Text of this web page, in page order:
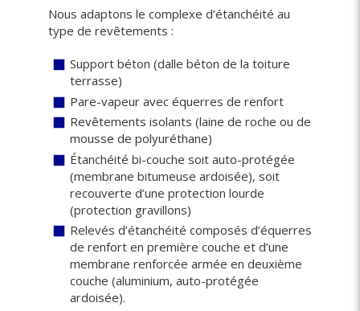
Nous adaptons le complexe d’étanchéité au
type de revêtements :
Support béton (dalle béton de la toiture
terrasse)
Pare-vapeur avec équerres de renfort
Revêtements isolants (laine de roche ou de
mousse de polyuréthane)
Étanchéité bi-couche soit auto-protégée
(membrane bitumeuse ardoisée), soit
recouverte d’une protection lourde
(protection gravillons)
Relevés d’étanchéité composés d’équerres
de renfort en première couche et d’une
membrane renforcée armée en deuxième
couche (aluminium, auto-protégée
ardoisée).